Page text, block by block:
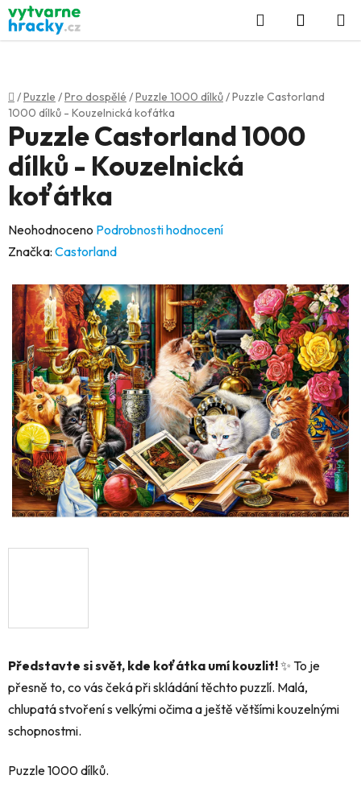
Přejít
na
obsah
Hledat
KOŠÍK
Domů
/Puzzle /Pro dospělé /Puzzle 1000 dílků/Puzzle Castorland
1000 dílků - Kouzelnická koťátka
Představte si svět, kde koťátka umí kouzlit!✨ To je
přesně to, co vás čeká při skládání těchto puzzlí. Malá,
chlupatá stvoření s velkými očima a ještě většími kouzelnými
schopnostmi.
Puzzle 1000dílků.
Puzzle Castorland 1000
dílků - Kouzelnická
koťátka
Průměrné
hodnocení
je
0,0
z
5
hvězdiček.
Neohodnoceno Podrobnosti hodnocení
Značka: Castorland